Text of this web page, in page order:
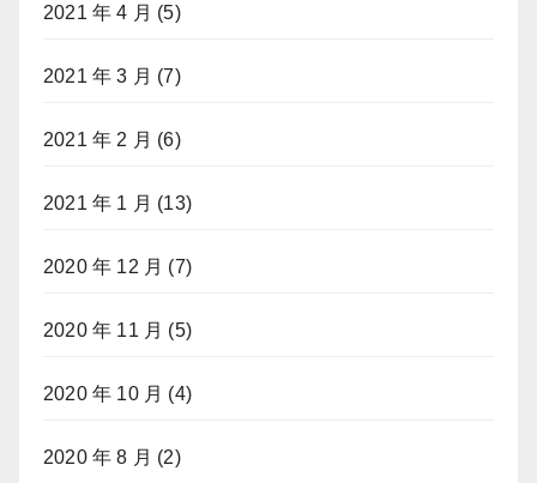
2021 年 4 月 (5)
2021 年 3 月 (7)
2021 年 2 月 (6)
2021 年 1 月 (13)
2020 年 12 月 (7)
2020 年 11 月 (5)
2020 年 10 月 (4)
2020 年 8 月 (2)